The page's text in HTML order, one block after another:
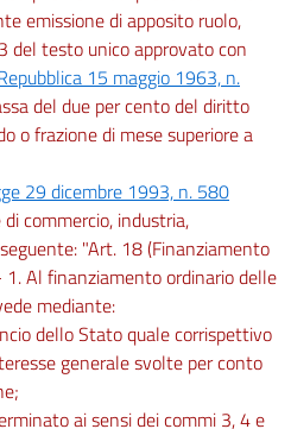
emissione di apposito ruolo,
del testo unico approvato con
15 maggio 1963, n.
del due per cento del diritto
o frazione di mese superiore a
29 dicembre 1993, n. 580
commercio, industria,
"Art. 18 (Finanziamento
Al finanziamento ordinario delle
mediante:
dello Stato quale corrispettivo
generale svolte per conto
ai sensi dei commi 3, 4 e